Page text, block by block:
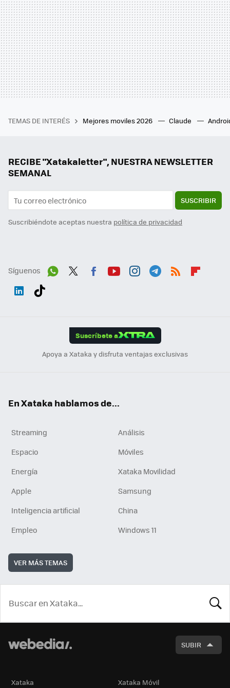
TEMAS DE INTERÉS Mejores moviles 2026 Claude
RECIBE "Xatakaletter", NUESTRA NEWSLETTER
SEMANAL
SUSCRIBIR
Suscribiéndote aceptas nuestra política de privacidad
Síguenos
Suscríbete a
Apoya a Xataka y disfruta ventajas exclusivas
En Xataka hablamos de...
Streaming
Análisis
Espacio
Móviles
Energía
Xataka Movilidad
Apple
Samsung
Inteligencia artificial
China
Empleo
Windows 11
VER MÁS TEMAS
SUBIR
Xataka Xataka Móvil